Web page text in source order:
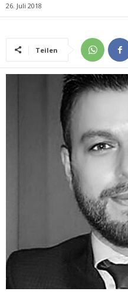
26. Juli 2018
Teilen